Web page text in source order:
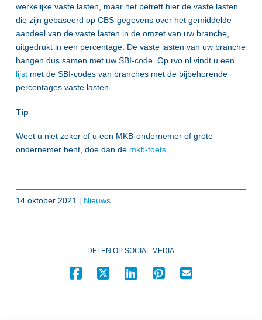
werkelijke vaste lasten, maar het betreft hier de vaste lasten
die zijn gebaseerd op CBS-gegevens over het gemiddelde
aandeel van de vaste lasten in de omzet van uw branche,
uitgedrukt in een percentage. De vaste lasten van uw branche
hangen dus samen met uw SBI-code. Op rvo.nl vindt u een
lijstmet de SBI-codes van branches met de bijbehorende
percentages vaste lasten.
Tip
Weet u niet zeker of u een MKB-ondernemer of grote
ondernemer bent, doe dan de mkb-toets.
14 oktober 2021 | Nieuws
DELEN OP SOCIAL MEDIA